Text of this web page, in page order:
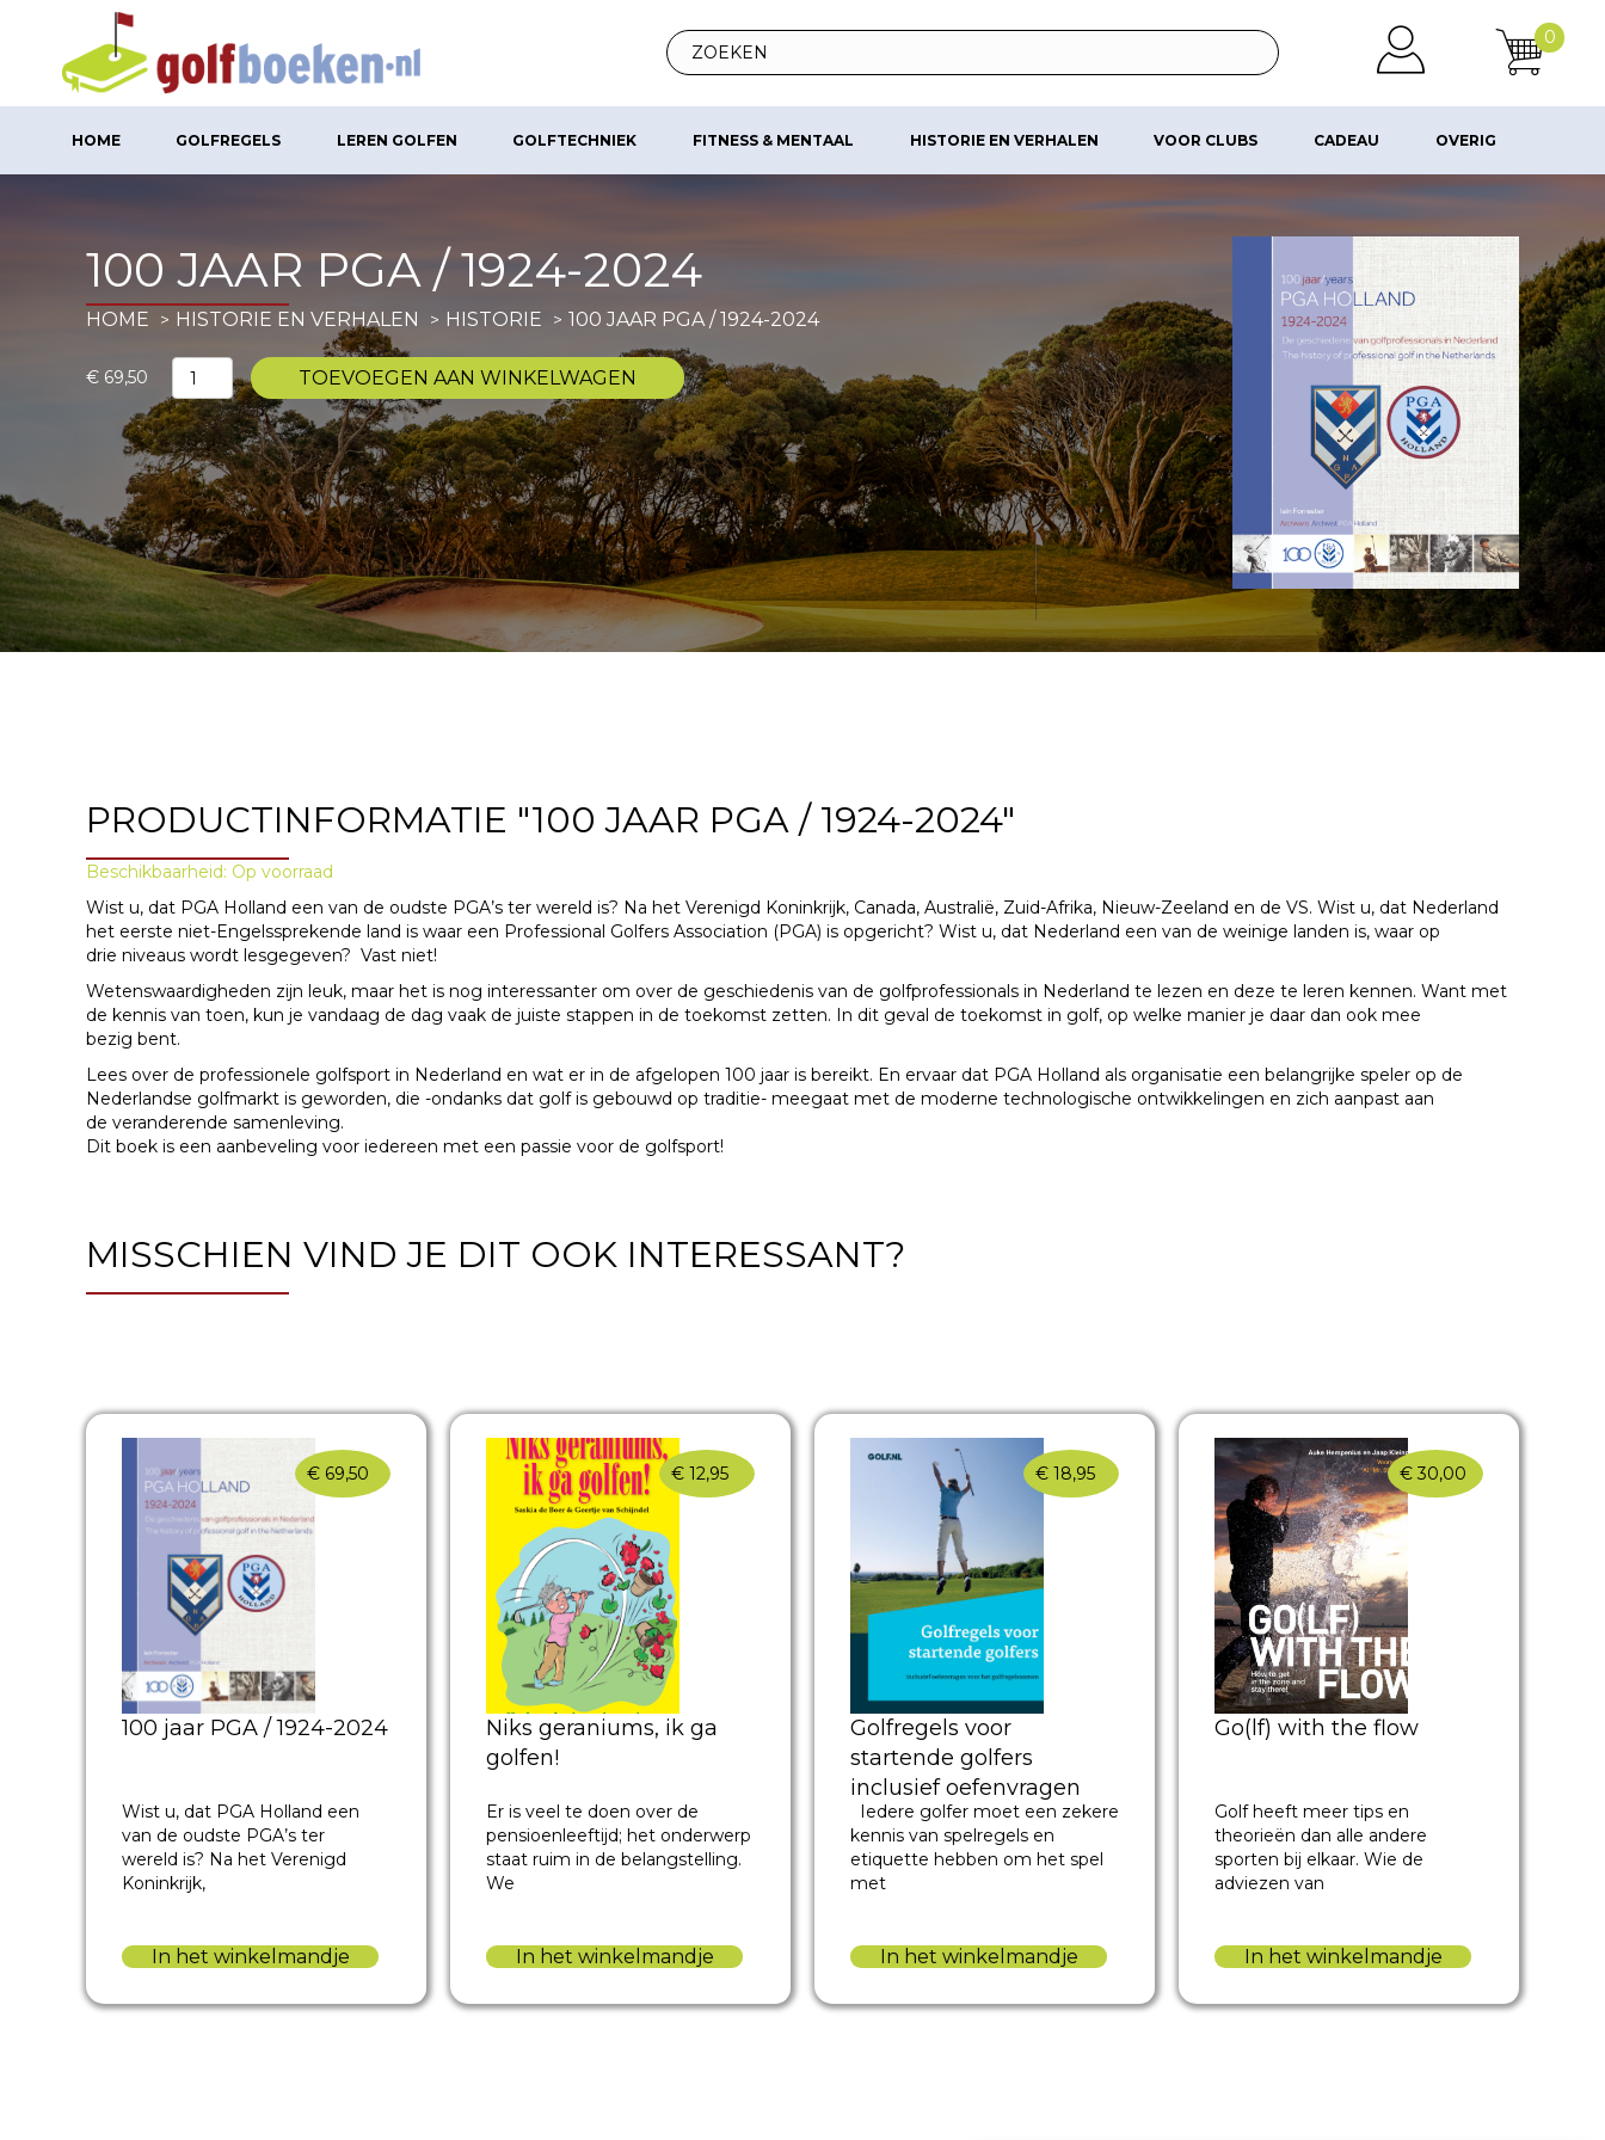
0
HOME GOLFREGELS LEREN GOLFEN GOLFTECHNIEK FITNESS & MENTAAL HISTORIE EN VERHALEN VOOR CLUBS CADEAU OVERIG
100 JAAR PGA / 1924-2024
HOME HISTORIE EN VERHALEN HISTORIE 100 JAAR PGA / 1924-2024
€ 69,50
100
jaar
PGA
/
1924-
2024
aantal
TOEVOEGEN AAN WINKELWAGEN
PRODUCTINFORMATIE "100 JAAR PGA / 1924-2024"
Beschikbaarheid: Op voorraad
Wist u, dat PGA Holland een van de oudste PGA’s ter wereld is? Na het Verenigd Koninkrijk, Canada, Australië, Zuid-Afrika, Nieuw-Zeeland en de VS. Wist u, dat Nederland
het eerste niet-Engelssprekende land is waar een Professional Golfers Association (PGA) is opgericht? Wist u, dat Nederland een van de weinige landen is, waar op
drie niveaus wordt lesgegeven? Vast niet!
Wetenswaardigheden zijn leuk, maar het is nog interessanter om over de geschiedenis van de golfprofessionals in Nederland te lezen en deze te leren kennen. Want met
de kennis van toen, kun je vandaag de dag vaak de juiste stappen in de toekomst zetten. In dit geval de toekomst in golf, op welke manier je daar dan ook mee
bezig bent.
Lees over de professionele golfsport in Nederland en wat er in de afgelopen 100 jaar is bereikt. En ervaar dat PGA Holland als organisatie een belangrijke speler op de
Nederlandse golfmarkt is geworden, die -ondanks dat golf is gebouwd op traditie- meegaat met de moderne technologische ontwikkelingen en zich aanpast aan
de veranderende samenleving.
Dit boek is een aanbeveling voor iedereen met een passie voor de golfsport!
MISSCHIEN VIND JE DIT OOK INTERESSANT?
€ 69,50
100 jaar PGA / 1924-2024
Wist u, dat PGA Holland een
van de oudste PGA’s ter
wereld is? Na het Verenigd
Koninkrijk,
In het winkelmandje
€ 12,95
Niks geraniums, ik ga
golfen!
Er is veel te doen over de
pensioenleeftijd; het onderwerp
staat ruim in de belangstelling.
We
In het winkelmandje
€ 18,95
Golfregels voor
startende golfers
inclusief oefenvragen
voor het
golfregelexamen
Iedere golfer moet een zekere
kennis van spelregels en
etiquette hebben om het spel
met
In het winkelmandje
€ 30,00
Go(lf) with the flow
Golf heeft meer tips en
theorieën dan alle andere
sporten bij elkaar. Wie de
adviezen van
In het winkelmandje